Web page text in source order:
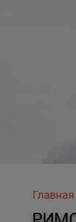
Главная